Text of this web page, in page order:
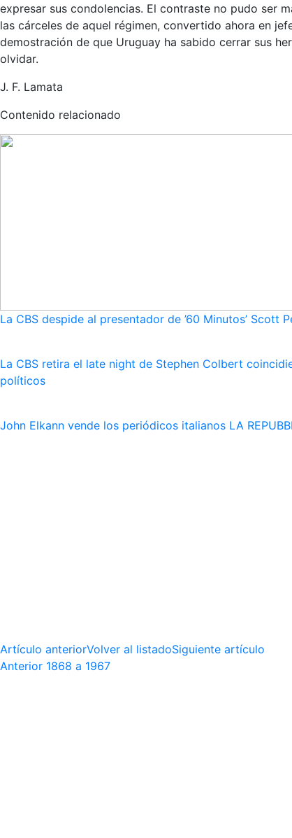
expresar sus condolencias. El contraste no pudo ser
las cárceles de aquel régimen, convertido ahora en
demostración de que Uruguay ha sabido cerrar sus
olvidar.
J. F. Lamata
Contenido relacionado
La CBS despide al presentador de ’60 Minutos’
La CBS retira el late night de Stephen Colbert
políticos
John Elkann vende los periódicos italianos LA
Artículo anteriorVolver al listadoSiguiente artículo
Anterior 1868 a 1967